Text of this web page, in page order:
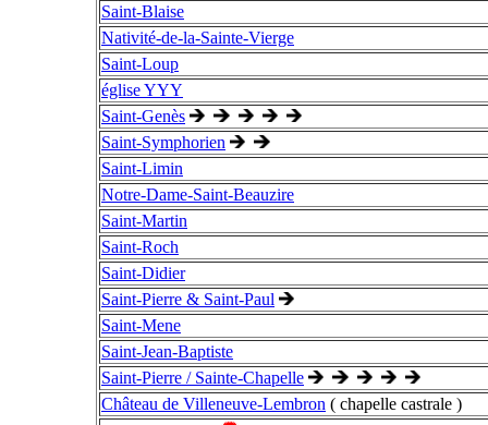
Saint-Blaise
Nativité-de-la-Sainte-Vierge
Saint-Loup
église YYY
Saint-Genès
Saint-Symphorien
Saint-Limin
Notre-Dame-Saint-Beauzire
Saint-Martin
Saint-Roch
Saint-Didier
Saint-Pierre & Saint-Paul
Saint-Mene
Saint-Jean-Baptiste
Saint-Pierre / Sainte-Chapelle
Château de Villeneuve-Lembron ( chapelle castrale )